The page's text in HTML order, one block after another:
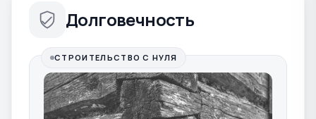
Долговечность
СТРОИТЕЛЬСТВО С НУЛЯ